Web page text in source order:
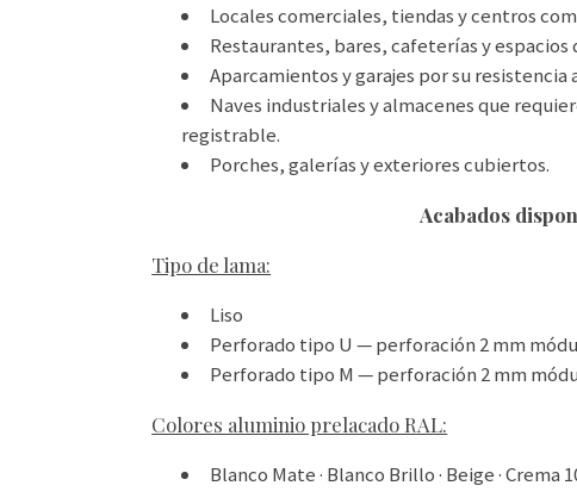
Locales comerciales, tiendas y centros
Restaurantes, bares, cafeterías y espacios
Aparcamientos y garajes por su resistencia
Naves industriales y almacenes que
registrable.
Porches, galerías y exteriores cubiertos.
Acabados
Tipo de lama:
Liso
Perforado tipo U — perforación 2 mm
Perforado tipo M — perforación 2 mm
Colores aluminio prelacado RAL:
Blanco Mate · Blanco Brillo · Beige · Crema